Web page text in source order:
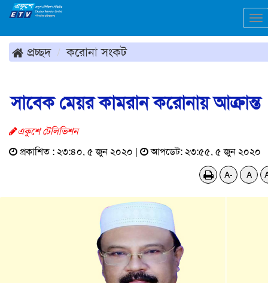
প্রচ্ছদ করোনা সংকট
সাবেক মেয়র কামরান করোনায় আক্রান্ত
একুশে টেলিভিশন
প্রকাশিত : ২৩:৪০, ৫ জুন ২০২০ |
আপডেট: ২৩:৫৫, ৫ জুন ২০২০
A- A